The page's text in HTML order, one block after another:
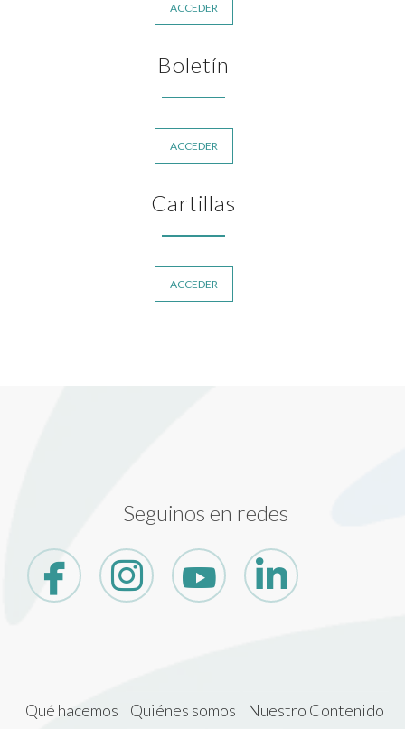
ACCEDER
Boletín
ACCEDER
Cartillas
ACCEDER
Seguinos en redes
Qué hacemos Quiénes somos Nuestro Contenido